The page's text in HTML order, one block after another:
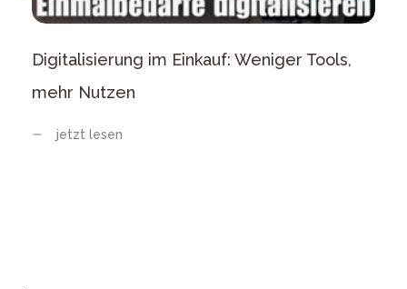
Digitalisierung im Einkauf: Weniger Tools,
mehr Nutzen
jetzt lesen